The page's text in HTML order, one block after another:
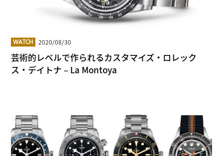
WATCH 2020/08/30
芸術的レベルで作られるカスタマイズ・ロレック
ス・デイトナ – La Montoya